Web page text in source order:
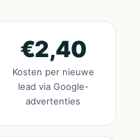
€2,40
Kosten per nieuwe
lead via Google-
advertenties